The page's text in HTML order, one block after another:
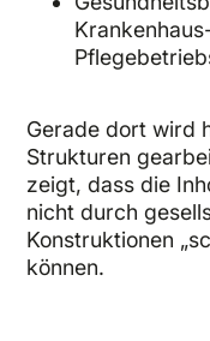
Gerade dort wird
Strukturen
zeigt, dass die
nicht durch
Konstruktionen
können.